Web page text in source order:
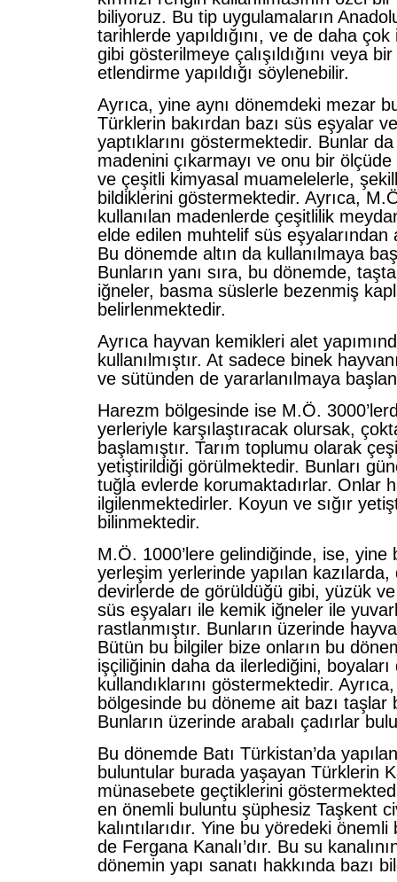
biliyoruz. Bu tip uygulamaların
tarihlerde yapıldığını, ve de daha çok
gibi gösterilmeye çalışıldığını veya
etlendirme yapıldığı söylenebilir.
Ayrıca, yine aynı dönemdeki mezar
Türklerin bakırdan bazı süs eşyalar
yaptıklarını göstermektedir. Bunlar
madenini çıkarmayı ve onu bir ölçüde
ve çeşitli kimyasal muamelelerle,
bildiklerini göstermektedir. Ayrıca,
kullanılan madenlerde çeşitlilik
elde edilen muhtelif süs eşyalarından
Bu dönemde altın da kullanılmaya
Bunların yanı sıra, bu dönemde,
iğneler, basma süslerle bezenmiş
belirlenmektedir.
Ayrıca hayvan kemikleri alet
kullanılmıştır. At sadece binek
ve sütünden de yararlanılmaya
Harezm bölgesinde ise M.Ö.
yerleriyle karşılaştıracak olursak,
başlamıştır. Tarım toplumu olarak
yetiştirildiği görülmektedir. Bunları
tuğla evlerde korumaktadırlar. Onlar
ilgilenmektedirler. Koyun ve sığır
bilinmektedir.
M.Ö. 1000’lere gelindiğinde, ise, yine
yerleşim yerlerinde yapılan
devirlerde de görüldüğü gibi, yüzük
süs eşyaları ile kemik iğneler ile
rastlanmıştır. Bunların üzerinde
Bütün bu bilgiler bize onların bu
işçiliğinin daha da ilerlediğini,
kullandıklarını göstermektedir.
bölgesinde bu döneme ait bazı taşlar
Bunların üzerinde arabalı çadırlar
Bu dönemde Batı Türkistan’da
buluntular burada yaşayan Türklerin
münasebete geçtiklerini
en önemli buluntu şüphesiz Taşkent
kalıntılarıdır. Yine bu yöredeki
de Fergana Kanalı’dır. Bu su
dönemin yapı sanatı hakkında bazı